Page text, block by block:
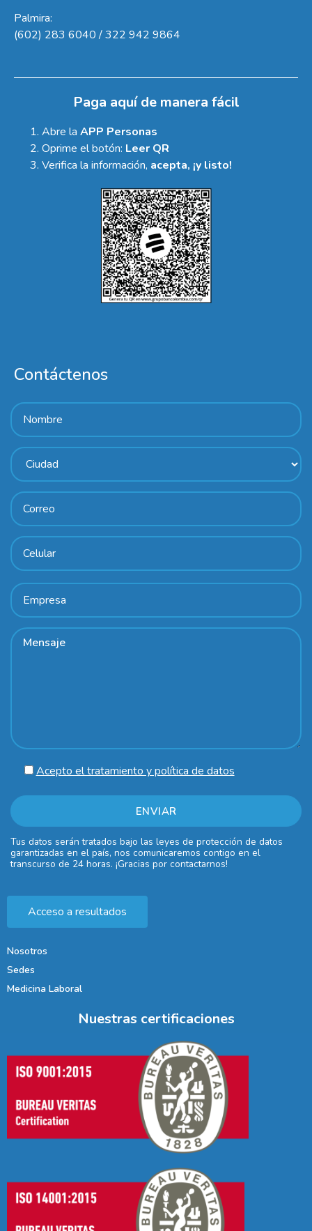
Palmira:
(602) 283 6040 / 322 942 9864
Paga aquí de manera fácil
Abre la APP Personas
Oprime el botón: Leer QR
Verifica la información, acepta, ¡y listo!
Contáctenos
Acepto el tratamiento y política de datos
Tus datos serán tratados bajo las leyes de protección de datos
garantizadas en el país, nos comunicaremos contigo en el
transcurso de 24 horas. ¡Gracias por contactarnos!
Acceso a resultados
Nosotros
Sedes
Medicina Laboral
Nuestras certificaciones